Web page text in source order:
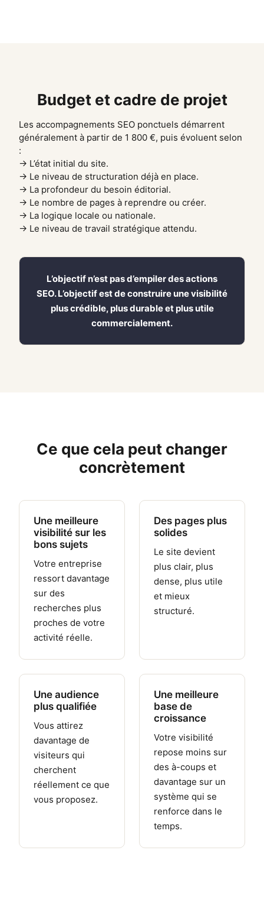
Budget et cadre de projet
Les accompagnements SEO ponctuels démarrent
généralement à partir de 1 800 €, puis évoluent selon
:
→ L’état initial du site.
→ Le niveau de structuration déjà en place.
→ La profondeur du besoin éditorial.
→ Le nombre de pages à reprendre ou créer.
→ La logique locale ou nationale.
→ Le niveau de travail stratégique attendu.
L’objectif n’est pas d’empiler des actions
SEO. L’objectif est de construire une visibilité
plus crédible, plus durable et plus utile
commercialement.
Ce que cela peut changer
concrètement
Une meilleure
visibilité sur les
bons sujets
Votre entreprise
ressort davantage
sur des
recherches plus
proches de votre
activité réelle.
Des pages plus
solides
Le site devient
plus clair, plus
dense, plus utile
et mieux
structuré.
Une audience
plus qualifiée
Vous attirez
davantage de
visiteurs qui
cherchent
réellement ce que
vous proposez.
Une meilleure
base de
croissance
Votre visibilité
repose moins sur
des à-coups et
davantage sur un
système qui se
renforce dans le
temps.